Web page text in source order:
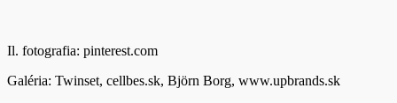
Il. fotografia: pinterest.com
Galéria: Twinset, cellbes.sk, Björn Borg, www.upbrands.sk